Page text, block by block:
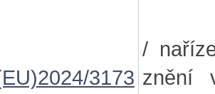
3173
/
znění